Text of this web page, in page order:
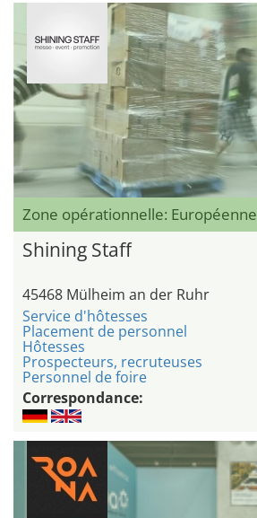
Zone opérationnelle: Européenne
Shining Staff
45468 Mülheim an der Ruhr
Service d'hôtesses
Placement de personnel
Hôtesses
Prospecteurs, recruteuses
Personnel de foire
Correspondance: